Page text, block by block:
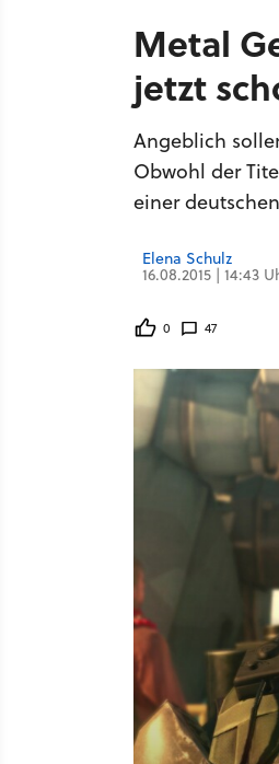
Metal
jetzt
Angeblich
Obwohl der
einer
Elena Schulz
16.08.2015 | 14:43
0 47